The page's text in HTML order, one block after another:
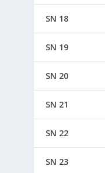
SN 18
SN 19
SN 20
SN 21
SN 22
SN 23